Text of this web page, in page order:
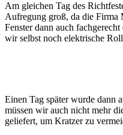
Am gleichen Tag des
Aufregung groß, da die Firma
Fenster dann auch
wir selbst noch elektrische
Einen Tag später wurde dann
müssen wir auch nicht mehr
geliefert, um Kratzer zu